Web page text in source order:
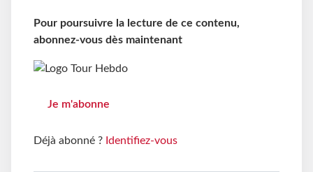
Pour poursuivre la lecture de ce contenu,
abonnez-vous dès maintenant
Je m'abonne
Déjà abonné ? Identifiez-vous